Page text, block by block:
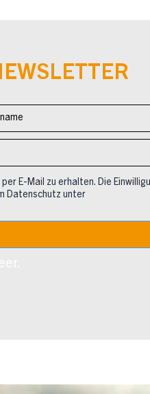
E-Mail zu erhalten. Die
Datenschutz unter